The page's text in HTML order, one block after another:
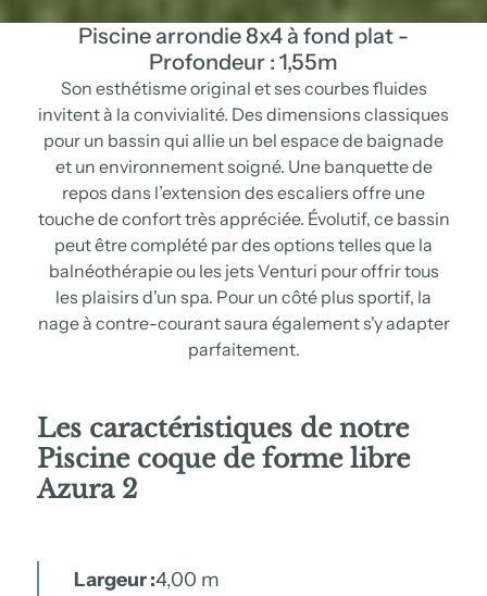
Piscine arrondie 8x4 à fond plat -
Profondeur : 1,55m
Son esthétisme original et ses courbes fluides
invitent à la convivialité. Des dimensions classiques
pour un bassin qui allie un bel espace de baignade
et un environnement soigné. Une banquette de
repos dans l’extension des escaliers offre une
touche de confort très appréciée. Évolutif, ce bassin
peut être complété par des options telles que la
balnéothérapie ou les jets Venturi pour offrir tous
les plaisirs d'un spa. Pour un côté plus sportif, la
nage à contre-courant saura également s'y adapter
parfaitement.
Les caractéristiques de notre
Piscine coque de forme libre
Azura 2
Largeur :4,00 m